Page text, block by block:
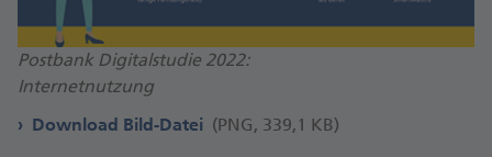
Postbank Digitalstudie 2022:
Internetnutzung
Download Bild-Datei (PNG, 339,1 KB)